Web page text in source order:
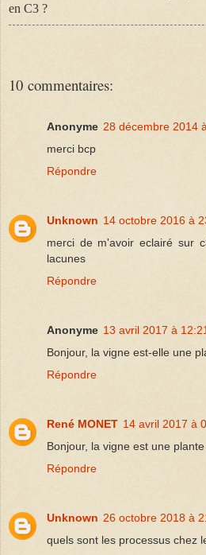
en C3 ?
10 commentaires:
Anonyme 28 décembre 2014
merci bcp
Répondre
Unknown 14 octobre 2016 à
merci de m'avoir eclairé sur
lacunes
Répondre
Anonyme 13 avril 2017 à 12:21
Bonjour, la vigne est-elle une
Répondre
René MONET 14 avril 2017 à
Bonjour, la vigne est une
Répondre
Unknown 26 octobre 2018 à
quels sont les processus chez